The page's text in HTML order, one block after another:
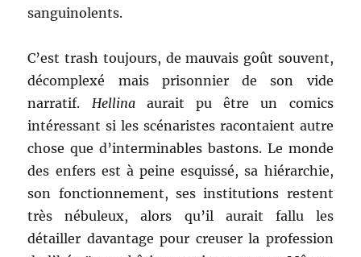
sanguinolents.
C’est trash toujours, de mauvais goût souvent,
décomplexé mais prisonnier de son vide
narratif. Hellinaaurait pu être un comics
intéressant si les scénaristes racontaient autre
chose que d’interminables bastons. Le monde
des enfers est à peine esquissé, sa hiérarchie,
son fonctionnement, ses institutions restent
très nébuleux, alors qu’il aurait fallu les
détailler davantage pour creuser la profession